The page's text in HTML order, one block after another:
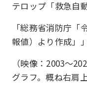
テロップ「救急自
「総務省消防庁
報値）より作成」」
（映像：2003〜
グラフ。概ね右肩